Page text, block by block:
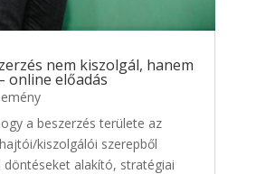
nem kiszolgál, hanem
online előadás
a beszerzés területe az
kiszolgálói szerepből
döntéseket alakító, stratégiai